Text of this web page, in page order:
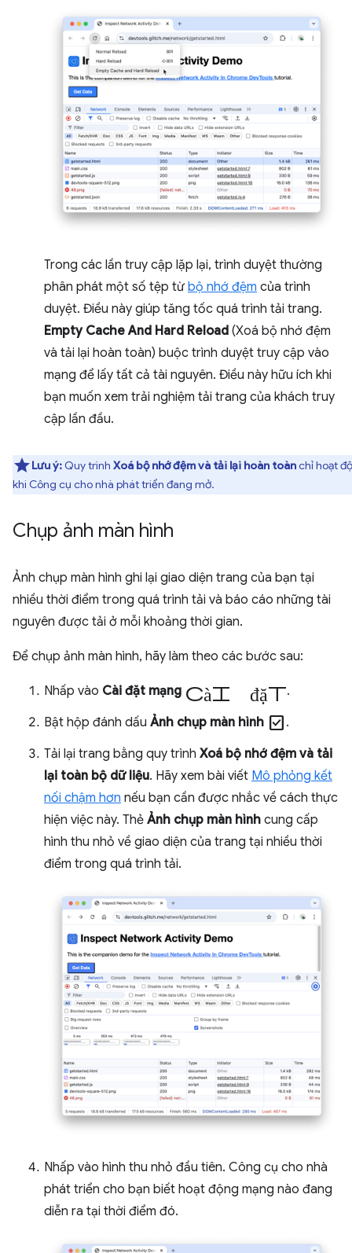
Trong các lần truy cập lặp lại, trình duyệt thường
phân phát một số tệp từ bộ nhớ đệm của trình
duyệt. Điều này giúp tăng tốc quá trình tải trang.
Empty Cache And Hard Reload (Xoá bộ nhớ đệm
và tải lại hoàn toàn) buộc trình duyệt truy cập vào
mạng để lấy tất cả tài nguyên. Điều này hữu ích khi
bạn muốn xem trải nghiệm tải trang của khách truy
cập lần đầu.
Lưu ý:Quy trình Xoá bộ nhớ đệm và tải lại hoàn toànchỉ hoạt
khi Công cụ cho nhà phát triển đang mở.
Chụp ảnh màn hình
Ảnh chụp màn hình ghi lại giao diện trang của bạn tại
nhiều thời điểm trong quá trình tải và báo cáo những tài
nguyên được tải ở mỗi khoảng thời gian.
Để chụp ảnh màn hình, hãy làm theo các bước sau:
Nhấp vào Cài đặt mạng cài đặt.
Bật hộp đánh dấu Ảnh chụp màn hình check_box .
Tải lại trang bằng quy trình Xoá bộ nhớ đệm và tải
lại toàn bộ dữ liệu. Hãy xem bài viết Mô phỏng kết
nối chậm hơn nếu bạn cần được nhắc về cách thực
hiện việc này. Thẻ Ảnh chụp màn hình cung cấp
hình thu nhỏ về giao diện của trang tại nhiều thời
điểm trong quá trình tải.
Nhấp vào hình thu nhỏ đầu tiên. Công cụ cho nhà
phát triển cho bạn biết hoạt động mạng nào đang
diễn ra tại thời điểm đó.